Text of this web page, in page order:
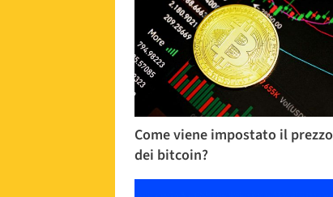
Come viene impostato il prezzo
dei bitcoin?